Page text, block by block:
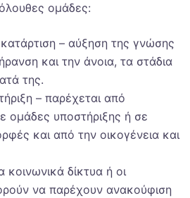
ομάδες:
– αύξηση της γνώσης
και την άνοια, τα στάδια
της.
– παρέχεται από
ομάδες υποστήριξης ή σε
και από την οικογένεια και
δίκτυα ή οι
να παρέχουν ανακούφιση